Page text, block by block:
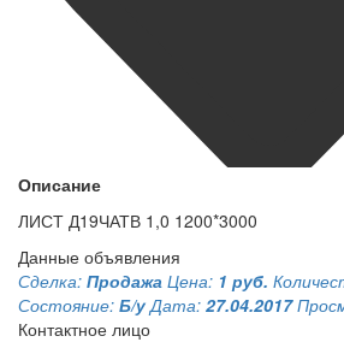
Описание
ЛИСТ Д19ЧАТВ 1,0 1200*3000
Данные объявления
Сделка: Продажа Цена: 1 руб.
Состояние: Б/у Дата: 27.04.2017
Контактное лицо